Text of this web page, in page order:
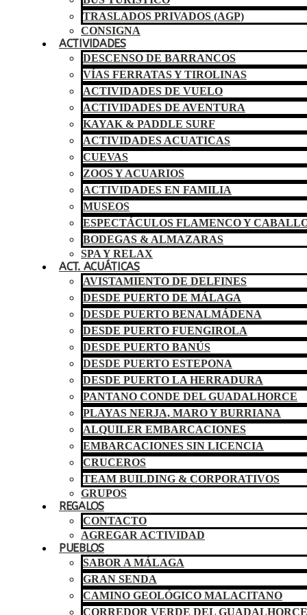
TRASLADOS PRIVADOS (AGP)
CONSIGNA
ACTIVIDADES
DESCENSO DE BARRANCOS
VÍAS FERRATAS Y TIROLINAS
ACTIVIDADES DE VUELO
ACTIVIDADES DE AVENTURA
KAYAK & PADDLE SURF
ACTIVIDADES ACUATICAS
CUEVAS
ZOOS Y ACUARIOS
ACTIVIDADES EN FAMILIA
MUSEOS
ESPECTÁCULOS FLAMENCO Y
BODEGAS & ALMAZARAS
SPA Y RELAX
ACT. ACUÁTICAS
AVISTAMIENTO DE DELFINES
DESDE PUERTO DE MÁLAGA
DESDE PUERTO BENALMÁDENA
DESDE PUERTO FUENGIROLA
DESDE PUERTO BANÚS
DESDE PUERTO ESTEPONA
DESDE PUERTO LA HERRADURA
PANTANO CONDE DEL GUADALHORCE
PLAYAS NERJA, MARO Y BURRIANA
ALQUILER EMBARCACIONES
EMBARCACIONES SIN LICENCIA
CRUCEROS
TEAM BUILDING & CORPORATIVOS
GRUPOS
REGALOS
CONTACTO
AGREGAR ACTIVIDAD
PUEBLOS
SABOR A MÁLAGA
GRAN SENDA
CAMINO GEOLÓGICO MALACITANO
CORREDOR VERDE DEL GUADALHORCE